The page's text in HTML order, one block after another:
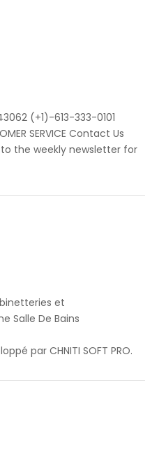
(+1)-613-333-0101
SERVICE Contact Us
to the weekly newsletter for
et
Salle De Bains
par CHNITI SOFT PRO.